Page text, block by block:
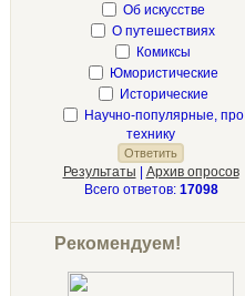
Об искусстве
О путешествиях
Комиксы
Юмористические
Исторические
Научно-популярные, про
технику
Результаты
Архив опросов
Всего ответов: 17098
Рекомендуем!